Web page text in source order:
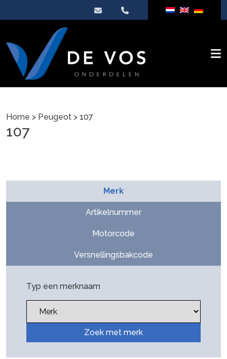
Home > Peugeot > 107
107
Merk
Artikelnummer
Motorcode
Versnellingsbakcode
Typ een merknaam
Zoek met merk